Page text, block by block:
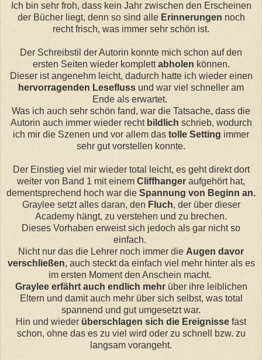
Ich bin sehr froh, dass kein Jahr zwischen den Erscheinen
der Bücher liegt, denn so sind alle Erinnerungen noch
recht frisch, was immer sehr schön ist.
Der Schreibstil der Autorin konnte mich schon auf den
ersten Seiten wieder komplettabholen können.
Dieser ist angenehm leicht, dadurch hatte ich wieder einen
hervorragenden Lesefluss und war viel schneller am
Ende als erwartet.
Was ich auch sehr schön fand, war die Tatsache, dass die
Autorin auch immer wieder recht bildlich schrieb, wodurch
ich mir die Szenen und vor allem das tolle Setting immer
sehr gut vorstellen konnte.
Der Einstieg viel mir wieder total leicht, es geht direkt dort
weiter von Band 1 mit einem Cliffhanger aufgehört hat,
dementsprechend hoch war die Spannung von Beginn an.
Graylee setzt alles daran, den Fluch, der über dieser
Academy hängt, zu verstehen und zu brechen.
Dieses Vorhaben erweist sich jedoch als gar nicht so
einfach.
Nicht nur das die Lehrer noch immer die Augen davor
verschließen, auch steckt da einfach viel mehr hinter als es
im ersten Moment den Anschein macht.
Graylee erfährt auch endlich mehrüber ihre leiblichen
Eltern und damit auch mehr über sich selbst, was total
spannend und gut umgesetzt war.
Hin und wieder überschlagen sich die Ereignisse fast
schon, ohne das es zu viel wird oder zu schnell bzw. zu
langsam vorangeht.